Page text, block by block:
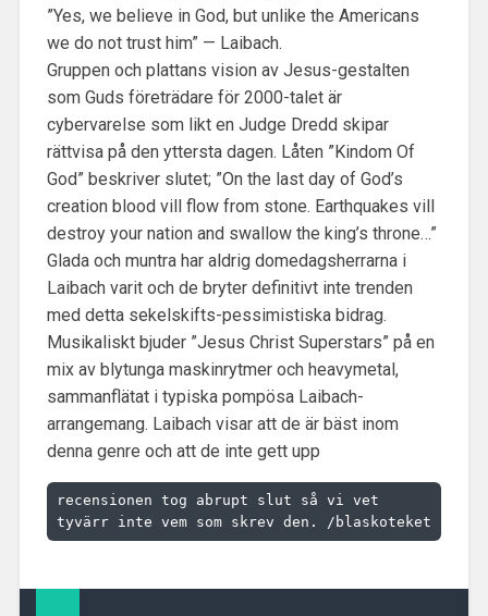
”Yes, we believe in God, but unlike the Americans
we do not trust him” — Laibach.
Gruppen och plattans vision av Jesus-gestalten
som Guds företrädare för 2000-talet är
cybervarelse som likt en Judge Dredd skipar
rättvisa på den yttersta dagen. Låten ”Kindom Of
God” beskriver slutet; ”On the last day of God’s
creation blood vill flow from stone. Earthquakes vill
destroy your nation and swallow the king’s throne…”
Glada och muntra har aldrig domedagsherrarna i
Laibach varit och de bryter definitivt inte trenden
med detta sekelskifts-pessimistiska bidrag.
Musikaliskt bjuder ”Jesus Christ Superstars” på en
mix av blytunga maskinrytmer och heavymetal,
sammanflätat i typiska pompösa Laibach-
arrangemang. Laibach visar att de är bäst inom
denna genre och att de inte gett upp
recensionen tog abrupt slut så vi vet
tyvärr inte vem som skrev den. /blaskoteket